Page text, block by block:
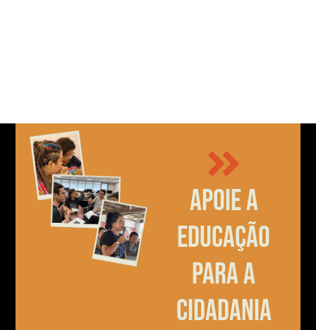
Apoie a
educação
para a
cidadania